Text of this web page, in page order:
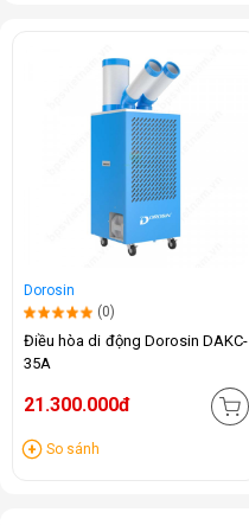
Dorosin
(0)
Điều hòa di động Dorosin DAKC-
35A
21.300.000đ
So sánh